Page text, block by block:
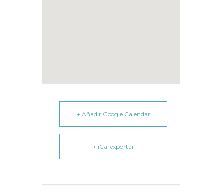
+ Añadir Google Calendar
+ iCal exportar